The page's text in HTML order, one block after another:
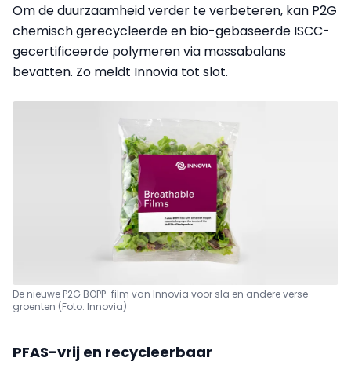
Om de duurzaamheid verder te verbeteren, kan P2G
chemisch gerecycleerde en bio-gebaseerde ISCC-
gecertificeerde polymeren via massabalans
bevatten. Zo meldt Innovia tot slot.
De nieuwe P2G BOPP-film van Innovia voor sla en andere verse
groenten (Foto: Innovia)
PFAS-vrij en recycleerbaar